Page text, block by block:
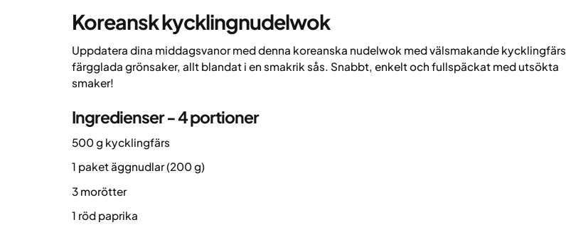
Koreansk kycklingnudelwok
Uppdatera dina middagsvanor med denna koreanska nudelwok med välsmakande kycklingfärs,
färgglada grönsaker, allt blandat i en smakrik sås. Snabbt, enkelt och fullspäckat med utsökta
smaker!
Ingredienser - 4 portioner
500 g kycklingfärs
1 paket äggnudlar (200 g)
3 morötter
1 röd paprika